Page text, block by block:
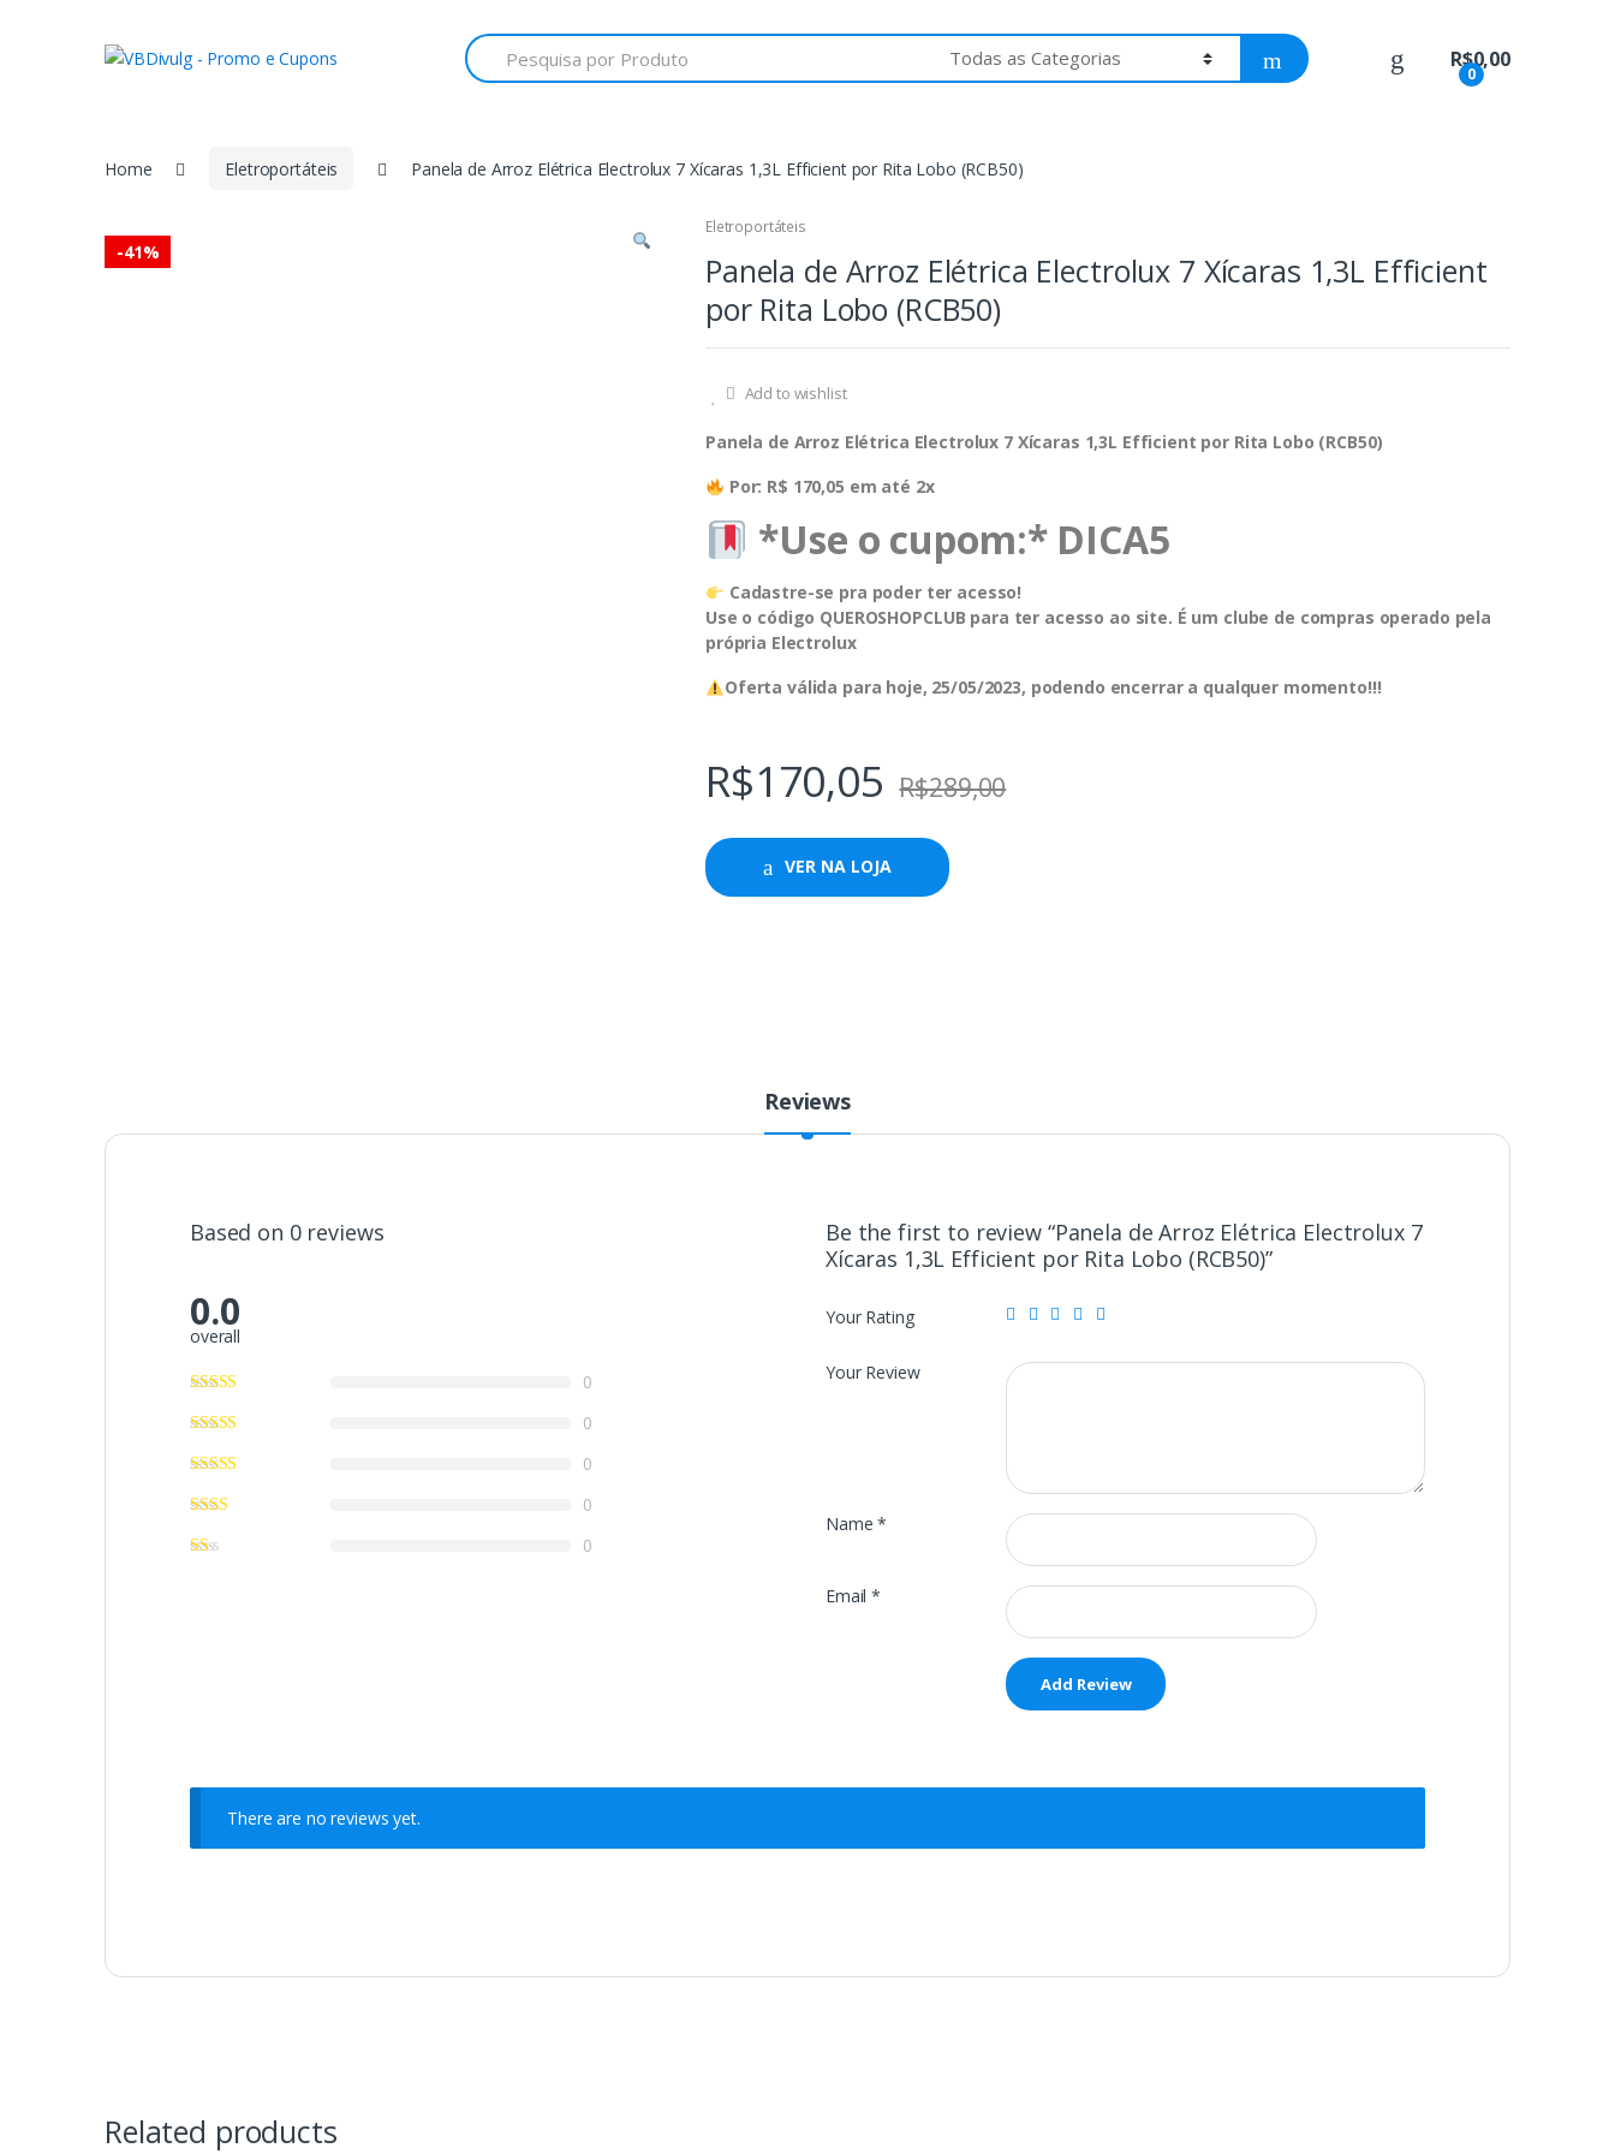
Search
for:
0
R$0,00
Home Eletroportáteis Panela de Arroz Elétrica Electrolux 7 Xícaras 1,3L Efficient por Rita Lobo (RCB50)
-41%
Eletroportáteis
Panela de Arroz Elétrica Electrolux 7 Xícaras 1,3L Efficient
por Rita Lobo (RCB50)
Add to wishlist
Panela de Arroz Elétrica Electrolux 7 Xícaras 1,3L Efficient por Rita Lobo (RCB50)
Por: R$ 170,05 em até 2x
*Use o cupom:* DICA5
Cadastre-se pra poder ter acesso!
Use o código QUEROSHOPCLUB para ter acesso ao site. É um clube de compras operado pela
própria Electrolux
Oferta válida para hoje, 25/05/2023, podendo encerrar a qualquer momento!!!
R$170,05 R$289,00
VER NA LOJA
Reviews
Based on 0 reviews
0.0
overall
0
0
0
0
0
Be the first to review “Panela de Arroz Elétrica Electrolux 7
Xícaras 1,3L Efficient por Rita Lobo (RCB50)”
Your Rating
Your Review
Name*
Email*
There are no reviews yet.
Related products